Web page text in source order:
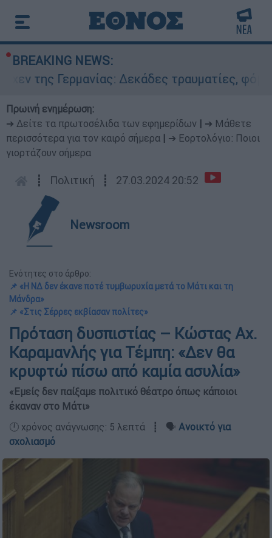
BREAKING NEWS:
Γερμανίας: Δεκάδες τραυματίες, φόβοι
Πρωινή ενημέρωση:
➔ Δείτε τα πρωτοσέλιδα των εφημερίδων
➔ Μάθετε
περισσότερα για τον καιρό σήμερα
➔ Εορτολόγιο: Ποιοι
γιορτάζουν σήμερα
┋ Πολιτική ┋ 27.03.2024 20:52
Newsroom
Ενότητες στο άρθρο:
📌 «Η ΝΔ δεν έκανε ποτέ τυμβωρυχία μετά το Μάτι και τη
Μάνδρα»
📌 «Στις Σέρρες εκβίασαν πολίτες»
Πρόταση δυσπιστίας – Κώστας Αχ.
Καραμανλής για Τέμπη: «Δεν θα
κρυφτώ πίσω από καμία ασυλία»
«Εμείς δεν παίξαμε πολιτικό θέατρο όπως κάποιοι
έκαναν στο Μάτι»
🕛 χρόνος ανάγνωσης: 5 λεπτά ┋ 🗣️ Ανοικτό για
σχολιασμό